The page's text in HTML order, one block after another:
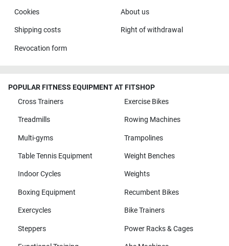
Cookies About us
Shipping costs Right of withdrawal
Revocation form
POPULAR FITNESS EQUIPMENT AT FITSHOP
Cross Trainers
Exercise Bikes
Treadmills Rowing Machines
Multi-gyms Trampolines
Table Tennis Equipment Weight Benches
Indoor Cycles Weights
Boxing Equipment Recumbent Bikes
Exercycles Bike Trainers
Steppers Power Racks & Cages